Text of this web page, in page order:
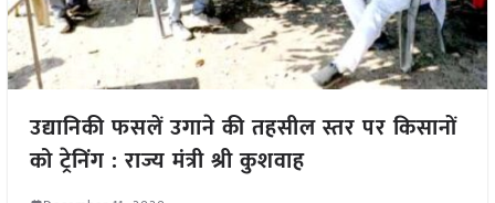
उद्यानिकी फसलें उगाने की तहसील स्तर पर किसानों
को ट्रेनिंग : राज्य मंत्री श्री कुशवाह